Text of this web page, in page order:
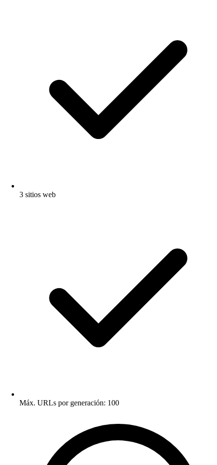
3 sitios web
Máx. URLs por generación: 100